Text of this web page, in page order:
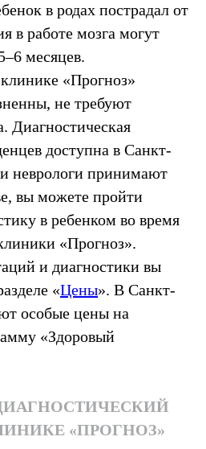
в родах пострадал от
в работе мозга могут
месяцев.
«Прогноз»
не требуют
Диагностическая
доступна в Санкт-
неврологи принимают
вы можете пройти
в ребенком во время
«Прогноз».
и диагностики вы
«Цены». В Санкт-
особые цены на
«Здоровый
«ПРОГНОЗ»